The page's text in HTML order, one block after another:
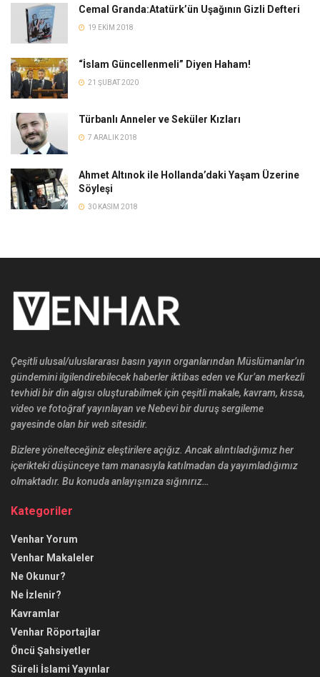
Cemal Granda:Atatürk’ün Uşağının Gizli Defteri
19 EKIM 2018
“İslam Güncellenmeli” Diyen Haham!
21 ŞUBAT 2020
Türbanlı Anneler ve Seküler Kızları
7 ARALIK 2018
Ahmet Altınok ile Hollanda’daki Yaşam Üzerine
Söyleşi
30 KASIM 2018
Çeşitli ulusal/uluslararası basın yayın organlarından Müslümanlar’ın
gündemini ilgilendirebilecek haberler iktibas eden ve Kur’an merkezli
tevhidi bir din algısı oluşturabilmek için çeşitli makale, kavram, kıssa,
video ve fotoğraf yayınlayan ve Nebevi bir duruş sergileme
gayesinde olan bir web sitesidir.
Bizlere yönelteceğiniz eleştirilere açığız. Ancak alıntıladığımız her
içerikteki düşünceye tam manasıyla katılmadan da yayımladığımız
olmaktadır. Bu konuda anlayışınıza sığınırız…
Kategoriler
Venhar Yorum
Venhar Makaleler
Ne Okunur?
Ne İzlenir?
Kavramlar
Venhar Röportajlar
Öncü Şahsiyetler
Süreli İslami Yayınlar